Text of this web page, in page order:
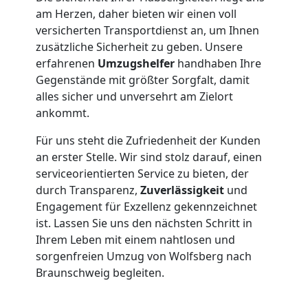
am Herzen, daher bieten wir einen voll
versicherten Transportdienst an, um Ihnen
zusätzliche Sicherheit zu geben. Unsere
erfahrenen Umzugshelfer handhaben Ihre
Gegenstände mit größter Sorgfalt, damit
alles sicher und unversehrt am Zielort
ankommt.
Für uns steht die Zufriedenheit der Kunden
an erster Stelle. Wir sind stolz darauf, einen
serviceorientierten Service zu bieten, der
durch Transparenz, Zuverlässigkeit und
Engagement für Exzellenz gekennzeichnet
ist. Lassen Sie uns den nächsten Schritt in
Ihrem Leben mit einem nahtlosen und
sorgenfreien Umzug von Wolfsberg nach
Braunschweig begleiten.
Möbeltransport
Wolfsberg
Beiladung
Wolfsberg
Mini
Umzug
Wolfsberg